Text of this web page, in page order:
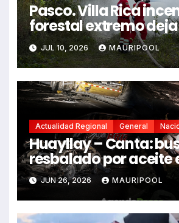
Pasco. Villa Rica
forestal extremo
fallecidos y heridos
JUL 10, 2026 MAURIPOOL
Actualidad Regional General
Huayllay – Canta:
resbalado por aceite
impactó auto
dejando dos fallecidos
JUN 26, 2026 MAURIPOOL